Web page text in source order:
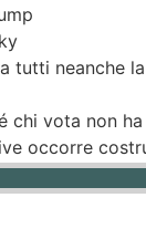
tutti neanche
chi vota non
occorre